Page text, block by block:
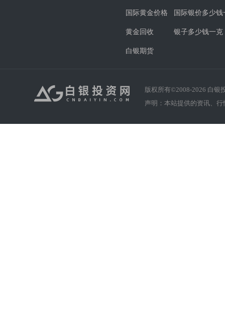
国际黄金价格 国际银价多少钱
黄金回收 银子多少钱一克
白银期货
版权所有©2008-2026 白银
声明：本站提供的资讯、